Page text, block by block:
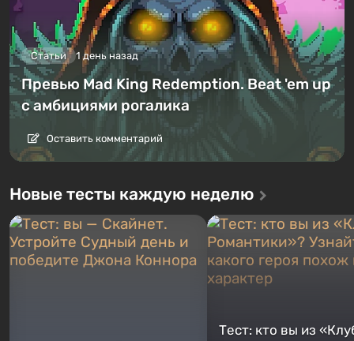
Статьи 1 день назад
Превью Mad King Redemption. Beat 'em up
с амбициями рогалика
Оставить комментарий
Новые тесты каждую неделю
Тест: кто вы из